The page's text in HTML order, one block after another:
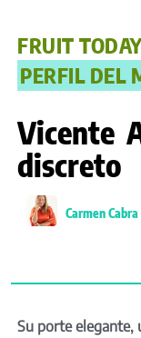
FRUIT
PERFIL DEL
Vicente
discreto
Carmen Cabra
Su porte elegante,